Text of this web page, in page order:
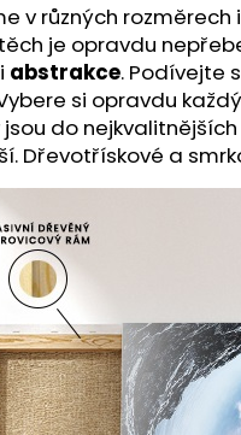
v různých
je opravdu
abstrakce. Podívejte
si opravdu
do
Dřevotřískové a